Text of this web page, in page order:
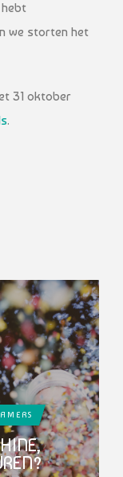
we storten het
31 oktober
.